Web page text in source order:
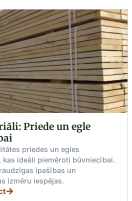
Priede un egle
priedes un egles
piemēroti būvniecībai.
īpašības un
iespējas.